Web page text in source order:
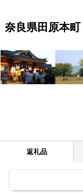
奈良県田原本町
返礼品